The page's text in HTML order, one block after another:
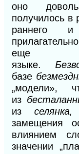
оно
получилось в
раннего и
еще в
языке.Без
базе
„модели»,
из бесталанн
из
замещения
влиянием
значении